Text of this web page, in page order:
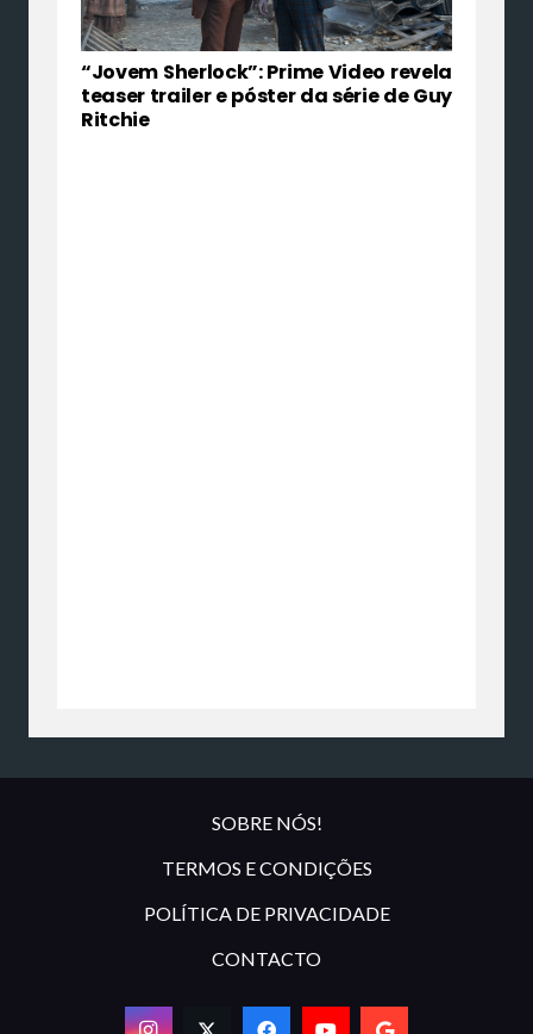
“Jovem Sherlock”: Prime Video revela
teaser trailer e póster da série de Guy
Ritchie
SOBRE NÓS!
TERMOS E CONDIÇÕES
POLÍTICA DE PRIVACIDADE
CONTACTO